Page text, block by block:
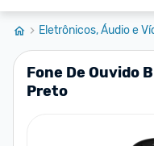
Eletrônicos, Áudio e
Fone De Ouvido
Preto